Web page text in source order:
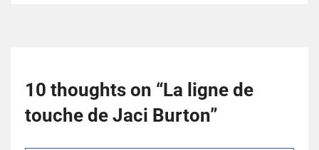
10 thoughts on “La ligne de
touche de Jaci Burton”